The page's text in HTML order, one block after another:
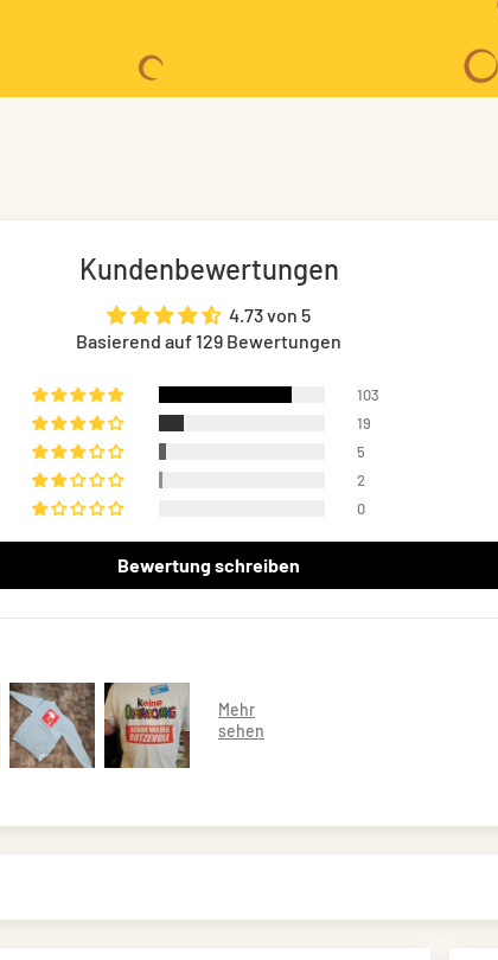
Kundenbewertungen
4.73 von 5
Basierend auf 129 Bewertungen
103
19
5
2
0
Bewertung schreiben